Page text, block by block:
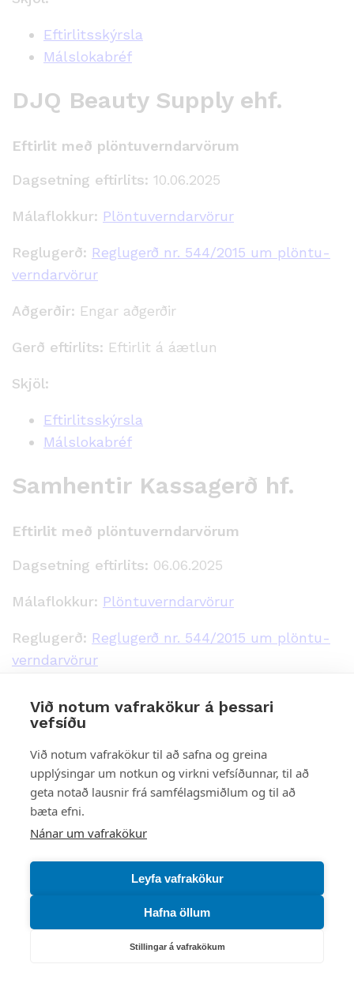
Við notum vafrakökur á þessari
vefsíðu
Við notum vafrakökur til að safna og greina
upplýsingar um notkun og virkni vefsíðunnar, til að
geta notað lausnir frá samfélagsmiðlum og til að
bæta efni.
Nánar um vafrakökur
Leyfa vafrakökur
Hafna öllum
Stillingar á vafrakökum
Eftirlitsskýrsla
Málslokabréf
DJQ Beauty Supply ehf.
Eftirlit með plöntuverndarvörum
Dagsetning eftirlits: 10.06.2025
Málaflokkur: Plöntuverndarvörur
Reglugerð: Reglugerð nr. 544/2015 um plöntu­
verndar­vörur
Aðgerðir: Engar aðgerðir
Gerð eftirlits: Eftirlit á áætlun
Skjöl:
Eftirlitsskýrsla
Málslokabréf
Samhentir Kassagerð hf.
Eftirlit með plöntuverndarvörum
Dagsetning eftirlits: 06.06.2025
Málaflokkur: Plöntuverndarvörur
Reglugerð: Reglugerð nr. 544/2015 um plöntu­
verndar­vörur
Gerð eftirlits:
Skjöl:
Eftirlitsskýrsla
Málslokabréf
NPK ehf.
Eftirlit með plöntuverndarvörum
Dagsetning eftirlits:28.05.2025